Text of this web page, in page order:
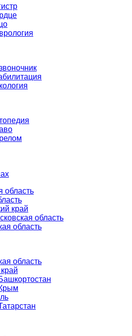
область
край
область
область
область